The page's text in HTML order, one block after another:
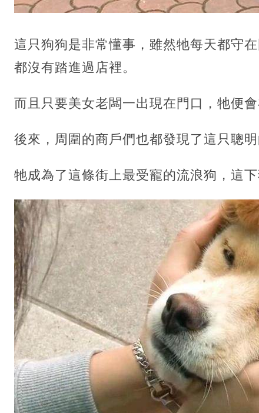
這只狗狗是非常懂事，雖然牠每天都守
都沒有踏進過店裡。
而且只要美女老闆一出現在門口，牠便
後來，周圍的商戶們也都發現了這只聰
牠成為了這條街上最受寵的流浪狗，這